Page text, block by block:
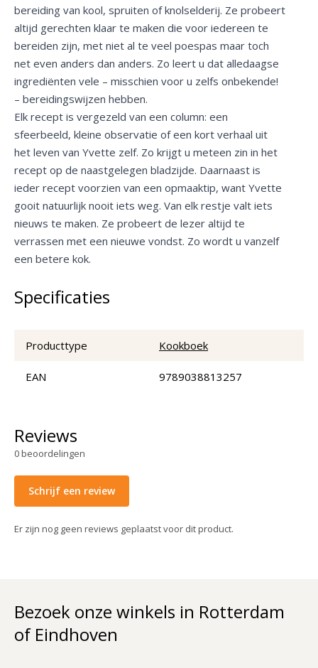
bereiding van kool, spruiten of knolselderij. Ze probeert
altijd gerechten klaar te maken die voor iedereen te
bereiden zijn, met niet al te veel poespas maar toch
net even anders dan anders. Zo leert u dat alledaagse
ingrediënten vele – misschien voor u zelfs onbekende!
– bereidingswijzen hebben.
Elk recept is vergezeld van een column: een
sfeerbeeld, kleine observatie of een kort verhaal uit
het leven van Yvette zelf. Zo krijgt u meteen zin in het
recept op de naastgelegen bladzijde. Daarnaast is
ieder recept voorzien van een opmaaktip, want Yvette
gooit natuurlijk nooit iets weg. Van elk restje valt iets
nieuws te maken. Ze probeert de lezer altijd te
verrassen met een nieuwe vondst. Zo wordt u vanzelf
een betere kok.
Specificaties
Producttype Kookboek
EAN 9789038813257
Reviews
0beoordelingen
Schrijf een review
Er zijn nog geen reviews geplaatst voor dit product.
Bezoek onze winkels in Rotterdam
of Eindhoven